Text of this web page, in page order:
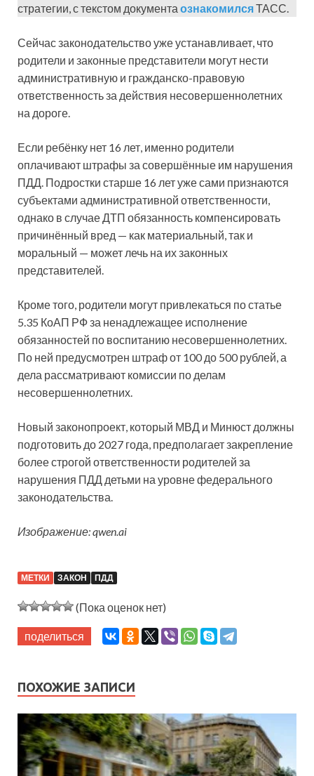
стратегии, с текстом документа ознакомилсяТАСС.
Сейчас законодательство уже устанавливает, что
родители и законные представители могут нести
административную и гражданско-правовую
ответственность за действия несовершеннолетних
на дороге.
Если ребёнку нет 16 лет, именно родители
оплачивают штрафы за совершённые им нарушения
ПДД. Подростки старше 16 лет уже сами признаются
субъектами административной ответственности,
однако в случае ДТП обязанность компенсировать
причинённый вред — как материальный, так и
моральный — может лечь на их законных
представителей.
Кроме того, родители могут привлекаться по статье
5.35 КоАП РФ за ненадлежащее исполнение
обязанностей по воспитанию несовершеннолетних.
По ней предусмотрен штраф от 100 до 500 рублей, а
дела рассматривают комиссии по делам
несовершеннолетних.
Новый законопроект, который МВД и Минюст должны
подготовить до 2027 года, предполагает закрепление
более строгой ответственности родителей за
нарушения ПДД детьми на уровне федерального
законодательства.
Изображение: qwen.ai
МЕТКИ ЗАКОН ПДД
(Пока оценок нет)
поделиться
ПОХОЖИЕ ЗАПИСИ